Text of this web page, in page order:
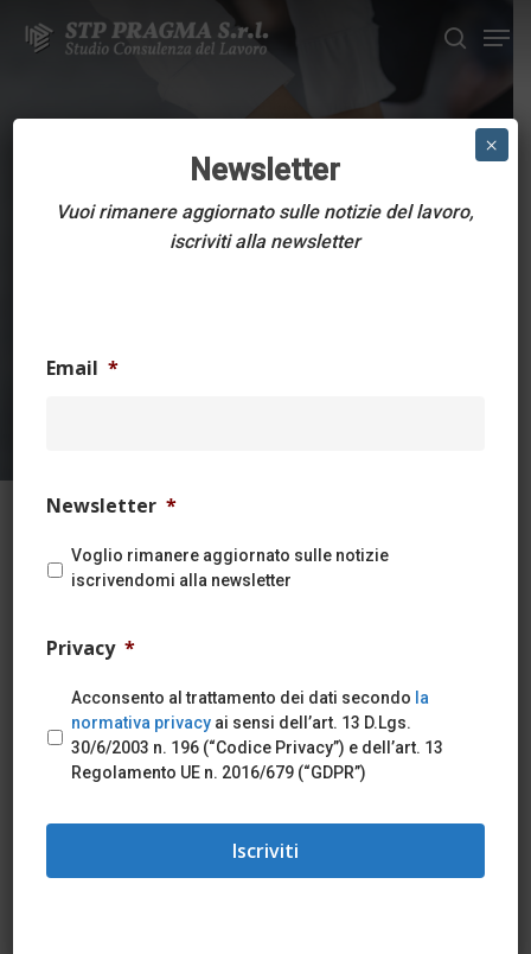
search
CCNL Industria
Metalmeccanica –
In data 19.06.2025 è stato sottoscritto il
sociali hanno definito i nuovi minimi di alcuni
dinamica inflattiva misurata attraverso gli
indici ISTAT.
INCREMENTI RETRIBUTIVI
Menu
Newsletter
Vuoi rimanere aggiornato sulle notizie del lavoro,
iscriviti alla newsletter
Email *
Newsletter *
Voglio rimanere aggiornato sulle notizie
iscrivendomi alla newsletter
Privacy *
Acconsento al trattamento dei dati secondo la
normativa privacy ai sensi dell’art. 13 D.Lgs.
30/6/2003 n. 196 (“Codice Privacy”) e dell’art. 13
Regolamento UE n. 2016/679 (“GDPR”)
×